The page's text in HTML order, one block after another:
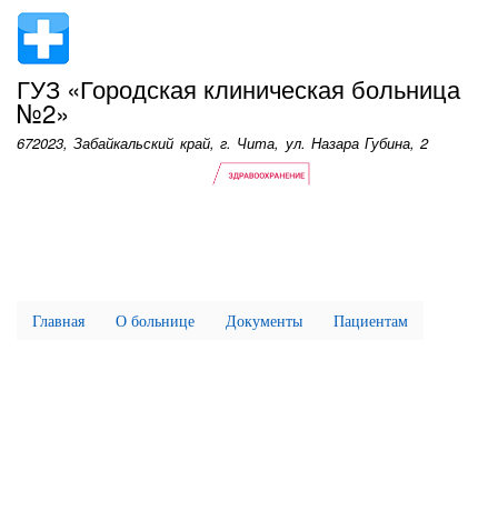
содержанию
ГУЗ «Городская клиническая больница
№2»
672023, Забайкальский край, г. Чита, ул. Назара Губина, 2
Главная О больнице Документы Пациентам